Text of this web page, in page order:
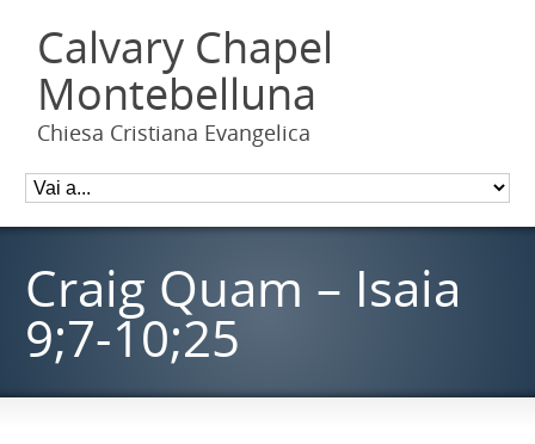
Calvary Chapel
Montebelluna
Chiesa Cristiana Evangelica
Craig Quam – Isaia
9;7-10;25